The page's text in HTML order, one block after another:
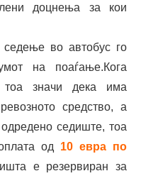
доцнења за кои
седење во автобус го
на поаѓање.Кога
тоа значи дека има
средство, а
седиште, тоа
од 10 евра по
е резервиран за